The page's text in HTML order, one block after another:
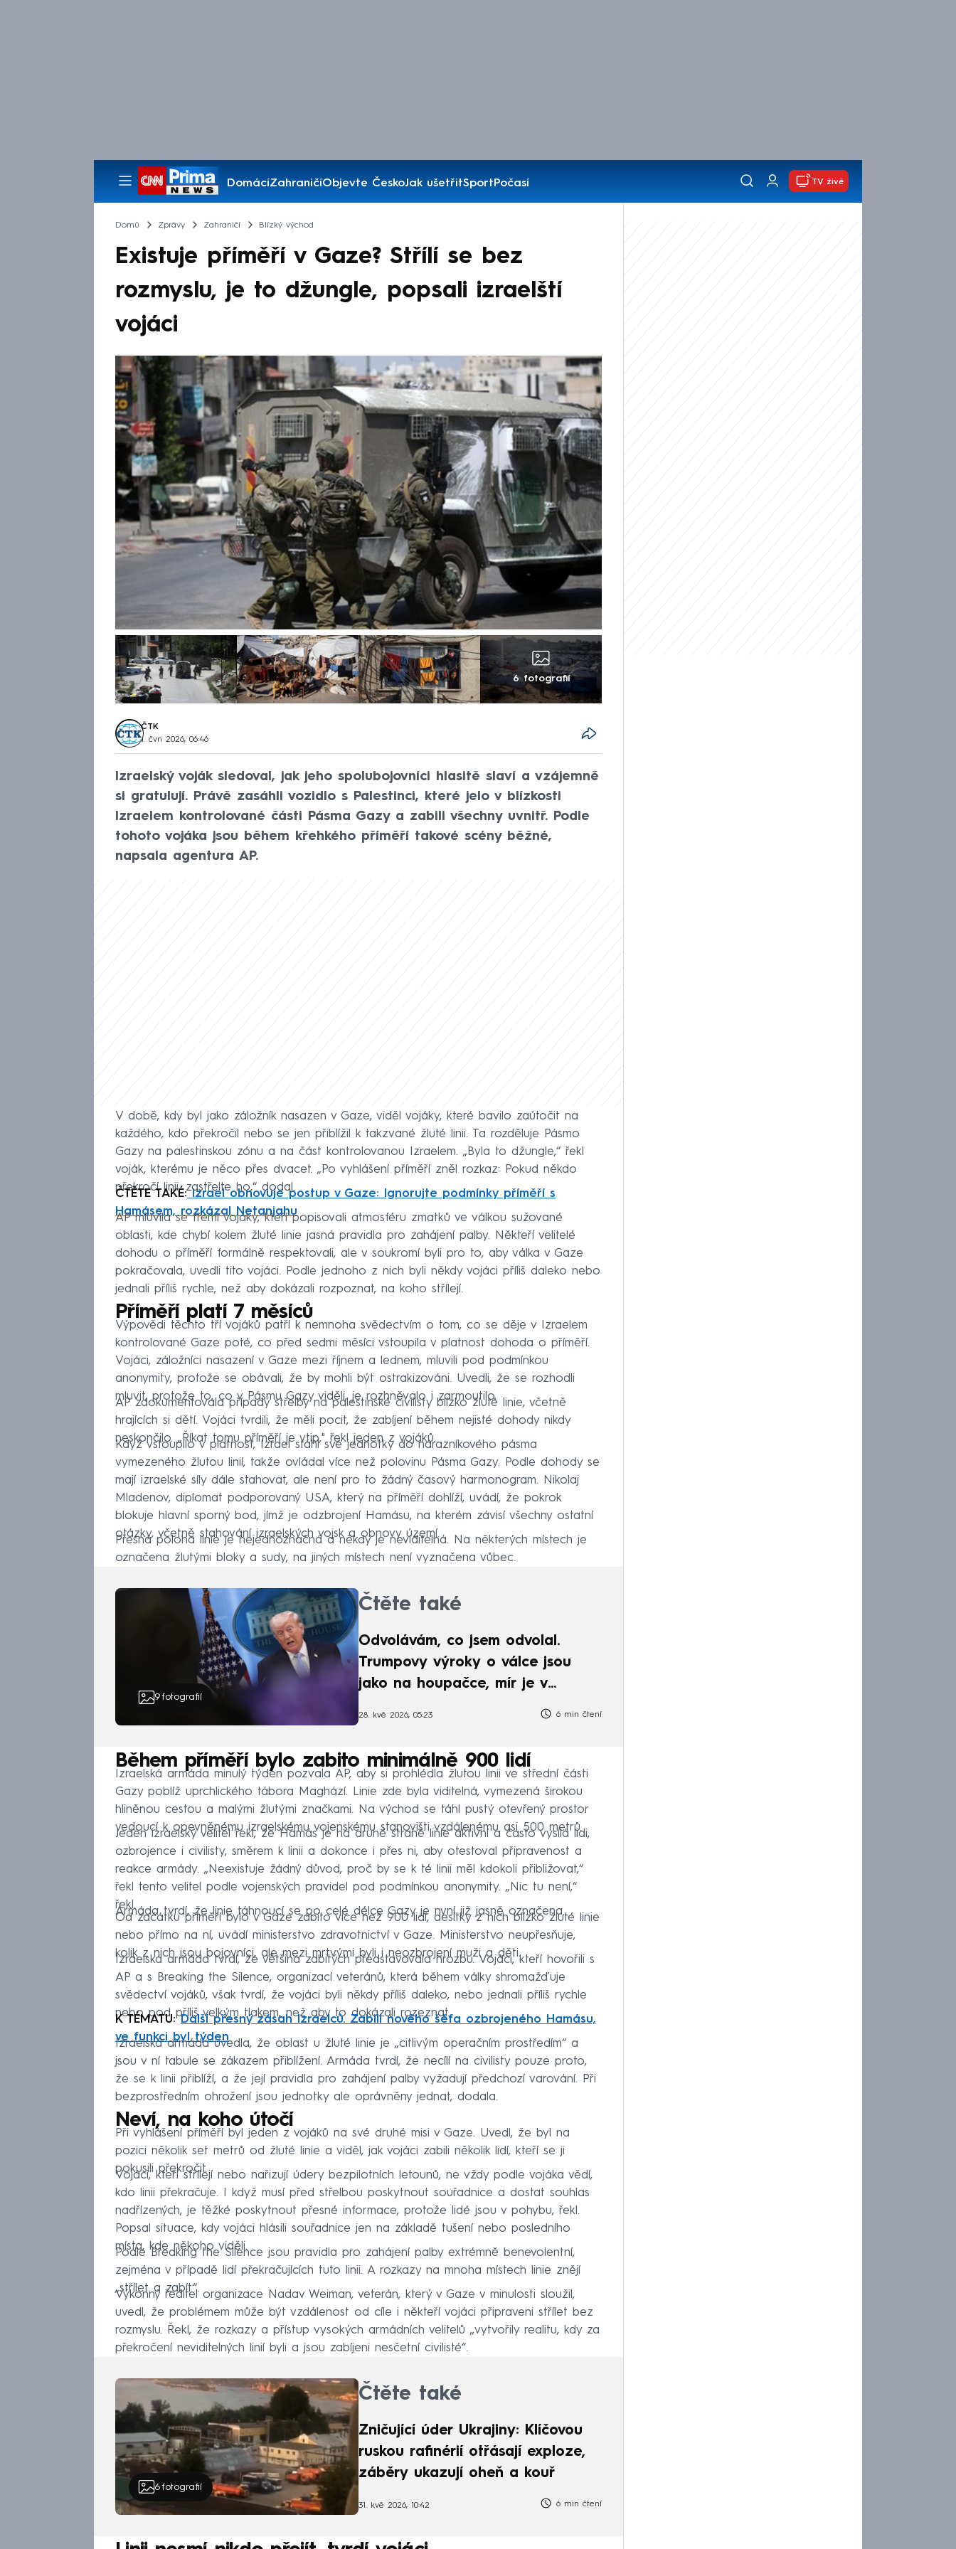
DomácíZahraničíObjevte ČeskoJak ušetřitSportPočasí
Pořady
TV živě
Domů Zprávy Zahraničí Blízký východ
Existuje příměří v Gaze? Střílí se bez
rozmyslu, je to džungle, popsali izraelští
vojáci
6 fotografií
ČTK
1. čvn 2026, 06:46
Izraelský voják sledoval, jak jeho spolubojovníci hlasitě slaví a vzájemně
si gratulují. Právě zasáhli vozidlo s Palestinci, které jelo v blízkosti
Izraelem kontrolované části Pásma Gazy a zabili všechny uvnitř. Podle
tohoto vojáka jsou během křehkého příměří takové scény běžné,
napsala agentura AP.
V době, kdy byl jako záložník nasazen v Gaze, viděl vojáky, které bavilo zaútočit na
každého, kdo překročil nebo se jen přiblížil k takzvané žluté linii. Ta rozděluje Pásmo
Gazy na palestinskou zónu a na část kontrolovanou Izraelem. „Byla to džungle,“ řekl
voják, kterému je něco přes dvacet. „Po vyhlášení příměří zněl rozkaz: Pokud někdo
překročí linii, zastřelte ho,“ dodal.
ČTĚTE TAKÉ:Izrael obnovuje postup v Gaze: Ignorujte podmínky příměří s
Hamásem, rozkázal Netanjahu
AP mluvila se třemi vojáky, kteří popisovali atmosféru zmatků ve válkou sužované
oblasti, kde chybí kolem žluté linie jasná pravidla pro zahájení palby. Někteří velitelé
dohodu o příměří formálně respektovali, ale v soukromí byli pro to, aby válka v Gaze
pokračovala, uvedli tito vojáci. Podle jednoho z nich byli někdy vojáci příliš daleko nebo
jednali příliš rychle, než aby dokázali rozpoznat, na koho střílejí.
Příměří platí 7 měsíců
Výpovědi těchto tří vojáků patří k nemnoha svědectvím o tom, co se děje v Izraelem
kontrolované Gaze poté, co před sedmi měsíci vstoupila v platnost dohoda o příměří.
Vojáci, záložníci nasazení v Gaze mezi říjnem a lednem, mluvili pod podmínkou
anonymity, protože se obávali, že by mohli být ostrakizováni. Uvedli, že se rozhodli
mluvit, protože to, co v Pásmu Gazy viděli, je rozhněvalo i zarmoutilo.
AP zdokumentovala případy střelby na palestinské civilisty blízko žluté linie, včetně
hrajících si dětí. Vojáci tvrdili, že měli pocit, že zabíjení během nejisté dohody nikdy
neskončilo. „Říkat tomu příměří je vtip," řekl jeden z vojáků.
Když vstoupilo v platnost, Izrael stáhl své jednotky do nárazníkového pásma
vymezeného žlutou linií, takže ovládal více než polovinu Pásma Gazy. Podle dohody se
mají izraelské síly dále stahovat, ale není pro to žádný časový harmonogram. Nikolaj
Mladenov, diplomat podporovaný USA, který na příměří dohlíží, uvádí, že pokrok
blokuje hlavní sporný bod, jímž je odzbrojení Hamásu, na kterém závisí všechny ostatní
otázky, včetně stahování izraelských vojsk a obnovy území.
Přesná poloha linie je nejednoznačná a někdy je neviditelná. Na některých místech je
označena žlutými bloky a sudy, na jiných místech není vyznačena vůbec.
9fotografií
Čtěte také
Odvolávám, co jsem odvolal.
Trumpovy výroky o válce jsou
jako na houpačce, mír je v
28. kvě 2026, 05:23 6 min čtení
Během příměří bylo zabito minimálně 900 lidí
Izraelská armáda minulý týden pozvala AP, aby si prohlédla žlutou linii ve střední části
Gazy poblíž uprchlického tábora Maghází. Linie zde byla viditelná, vymezená širokou
hliněnou cestou a malými žlutými značkami. Na východ se táhl pustý otevřený prostor
vedoucí k opevněnému izraelskému vojenskému stanovišti vzdálenému asi 500 metrů.
Jeden izraelský velitel řekl, že Hamás je na druhé straně linie aktivní a často vysílá lidi,
ozbrojence i civilisty, směrem k linii a dokonce i přes ni, aby otestoval připravenost a
reakce armády. „Neexistuje žádný důvod, proč by se k té linii měl kdokoli přibližovat,“
řekl tento velitel podle vojenských pravidel pod podmínkou anonymity. „Nic tu není,“
řekl.
Armáda tvrdí, že linie táhnoucí se po celé délce Gazy je nyní již jasně označena.
Od začátku příměří bylo v Gaze zabito více než 900 lidí, desítky z nich blízko žluté linie
nebo přímo na ní, uvádí ministerstvo zdravotnictví v Gaze. Ministerstvo neupřesňuje,
kolik z nich jsou bojovníci, ale mezi mrtvými byli i neozbrojení muži a děti.
Izraelská armáda tvrdí, že většina zabitých představovala hrozbu. Vojáci, kteří hovořili s
AP a s Breaking the Silence, organizací veteránů, která během války shromažďuje
svědectví vojáků, však tvrdí, že vojáci byli někdy příliš daleko, nebo jednali příliš rychle
nebo pod příliš velkým tlakem, než aby to dokázali rozeznat.
K TÉMATU:Další přesný zásah Izraelců. Zabili nového šéfa ozbrojeného Hamásu,
ve funkci byl týden
Izraelská armáda uvedla, že oblast u žluté linie je „citlivým operačním prostředím“ a
jsou v ní tabule se zákazem přiblížení. Armáda tvrdí, že necílí na civilisty pouze proto,
že se k linii přiblíží, a že její pravidla pro zahájení palby vyžadují předchozí varování. Při
bezprostředním ohrožení jsou jednotky ale oprávněny jednat, dodala.
Neví, na koho útočí
Při vyhlášení příměří byl jeden z vojáků na své druhé misi v Gaze. Uvedl, že byl na
pozici několik set metrů od žluté linie a viděl, jak vojáci zabili několik lidí, kteří se ji
pokusili překročit.
Vojáci, kteří střílejí nebo nařizují údery bezpilotních letounů, ne vždy podle vojáka vědí,
kdo linii překračuje. I když musí před střelbou poskytnout souřadnice a dostat souhlas
nadřízených, je těžké poskytnout přesné informace, protože lidé jsou v pohybu, řekl.
Popsal situace, kdy vojáci hlásili souřadnice jen na základě tušení nebo posledního
místa, kde někoho viděli.
Podle Breaking the Silence jsou pravidla pro zahájení palby extrémně benevolentní,
zejména v případě lidí překračujících tuto linii. A rozkazy na mnoha místech linie znějí
„střílet a zabít“.
Výkonný ředitel organizace Nadav Weiman, veterán, který v Gaze v minulosti sloužil,
uvedl, že problémem může být vzdálenost od cíle i někteří vojáci připraveni střílet bez
rozmyslu. Řekl, že rozkazy a přístup vysokých armádních velitelů „vytvořily realitu, kdy za
překročení neviditelných linií byli a jsou zabíjeni nesčetní civilisté“.
6fotografií
Čtěte také
Zničující úder Ukrajiny: Klíčovou
ruskou rafinérií otřásají exploze,
záběry ukazují oheň a kouř
31. kvě 2026, 10:42 6 min čtení